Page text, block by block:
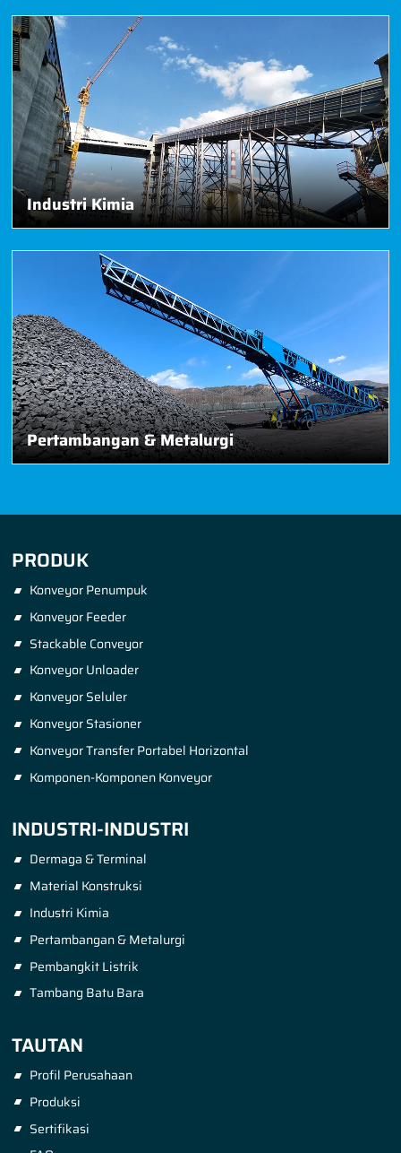
Industri Kimia
Pertambangan & Metalurgi
PRODUK
Konveyor Penumpuk
Konveyor Feeder
Stackable Conveyor
Konveyor Unloader
Konveyor Seluler
Konveyor Stasioner
Konveyor Transfer Portabel Horizontal
Komponen-Komponen Konveyor
INDUSTRI-INDUSTRI
Dermaga & Terminal
Material Konstruksi
Industri Kimia
Pertambangan & Metalurgi
Pembangkit Listrik
Tambang Batu Bara
TAUTAN
Profil Perusahaan
Produksi
Sertifikasi